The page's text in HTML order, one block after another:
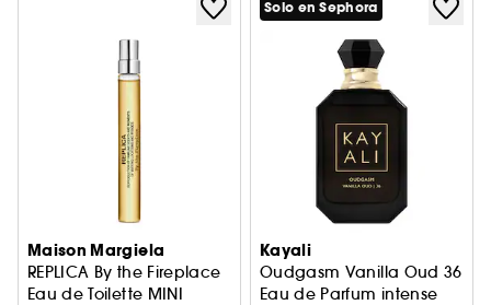
Maison Margiela
REPLICA By the Fireplace
Eau de Toilette MINI
Solo en Sephora
Kayali
Oudgasm Vanilla Oud 36
Eau de Parfum intense